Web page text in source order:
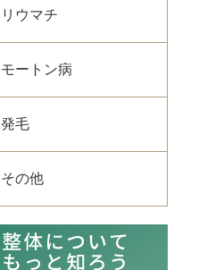
リウマチ
モートン病
発毛
その他